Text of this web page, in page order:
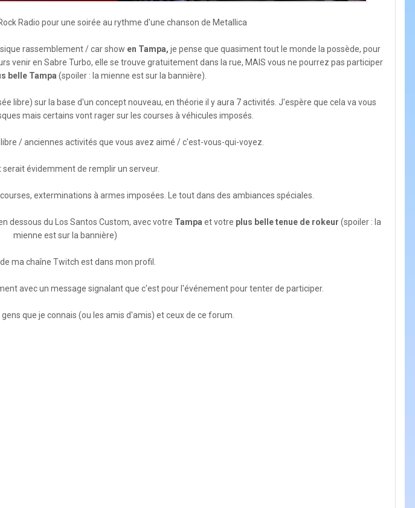
Radio pour une soirée au rythme d'une chanson de Metallica
rassemblement / car show en Tampa, je pense que quasiment tout le monde la possède, pour
venir en Sabre Turbo, elle se trouve gratuitement dans la rue, MAIS vous ne pourrez pas participer
belle Tampa (spoiler : la mienne est sur la bannière).
libre) sur la base d'un concept nouveau, en théorie il y aura 7 activités. J'espère que cela va vous
mais certains vont rager sur les courses à véhicules imposés.
/ anciennes activités que vous avez aimé / c'est-vous-qui-voyez.
serait évidemment de remplir un serveur.
exterminations à armes imposées. Le tout dans des ambiances spéciales.
dessous du Los Santos Custom, avec votre Tampa et votre plus belle tenue de rokeur (spoiler : la
mienne est sur la bannière)
de ma chaîne Twitch est dans mon profil.
avec un message signalant que c'est pour l'événement pour tenter de participer.
que je connais (ou les amis d'amis) et ceux de ce forum.